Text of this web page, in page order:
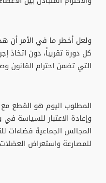
ولعل أخطر ما في الأمر أن
كل دورة تقريباً، دون اتخاذ
التي تضمن احترام القانون
المطلوب اليوم هو القطع مع
وإعادة الاعتبار للسياسة
المجالس الجماعية فضاءات
للمصارعة واستعراض